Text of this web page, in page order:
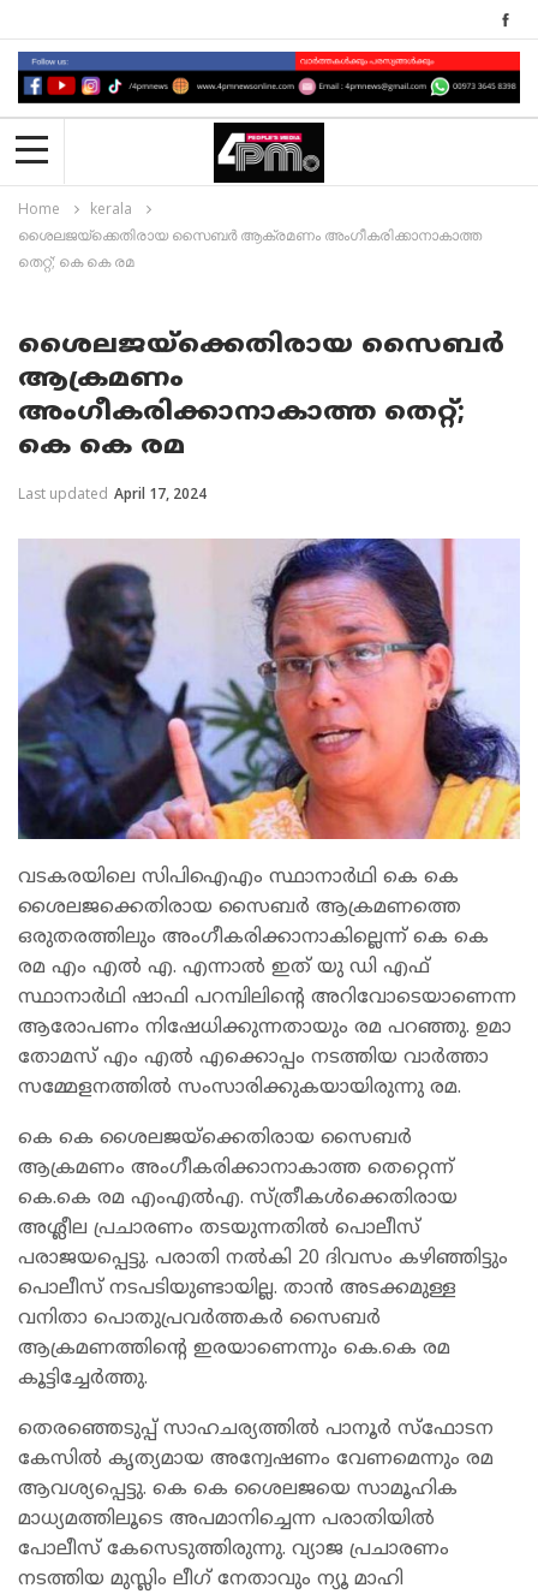
Home
kerala
ശൈലജയ്ക്കെതിരായ സൈബർ ആക്രമണം അംഗീകരിക്കാനാകാത്ത
തെറ്റ്; കെ കെ രമ
ശൈലജയ്ക്കെതിരായ സൈബർ
ആക്രമണം
അംഗീകരിക്കാനാകാത്ത തെറ്റ്;
കെ കെ രമ
Last updated April 17, 2024
വടകരയിലെ സിപിഐഎം സ്ഥാനാര്‍ഥി കെ കെ
ശൈലജക്കെതിരായ സൈബര്‍ ആക്രമണത്തെ
ഒരുതരത്തിലും അംഗീകരിക്കാനാകില്ലെന്ന് കെ കെ
രമ എം എല്‍ എ. എന്നാല്‍ ഇത് യു ഡി എഫ്
സ്ഥാനാര്‍ഥി ഷാഫി പറമ്പിലിന്റെ അറിവോടെയാണെന്ന
ആരോപണം നിഷേധിക്കുന്നതായും രമ പറഞ്ഞു. ഉമാ
തോമസ് എം എല്‍ എക്കൊപ്പം നടത്തിയ വാര്‍ത്താ
സമ്മേളനത്തില്‍ സംസാരിക്കുകയായിരുന്നു രമ.
കെ കെ ശൈലജയ്ക്കെതിരായ സൈബർ
ആക്രമണം അംഗീകരിക്കാനാകാത്ത തെറ്റെന്ന്
കെ.കെ രമ എംഎൽഎ. സ്ത്രീകൾക്കെതിരായ
അശ്ലീല പ്രചാരണം തടയുന്നതിൽ പൊലീസ്
പരാജയപ്പെട്ടു. പരാതി നൽകി 20 ദിവസം കഴിഞ്ഞിട്ടും
പൊലീസ് നടപടിയുണ്ടായില്ല. താൻ അടക്കമുള്ള
വനിതാ പൊതുപ്രവർത്തകർ സൈബർ
ആക്രമണത്തിന്റെ ഇരയാണെന്നും കെ.കെ രമ
കൂട്ടിച്ചേർത്തു.
തെരഞ്ഞെടുപ്പ് സാഹചര്യത്തില്‍ പാനൂര്‍ സ്‌ഫോടന
കേസില്‍ കൃത്യമായ അന്വേഷണം വേണമെന്നും രമ
ആവശ്യപ്പെട്ടു. കെ കെ ശൈലജയെ സാമൂഹിക
മാധ്യമത്തിലൂടെ അപമാനിച്ചെന്ന പരാതിയില്‍
പോലീസ് കേസെടുത്തിരുന്നു. വ്യാജ പ്രചാരണം
നടത്തിയ മുസ്ലിം ലീഗ് നേതാവും ന്യൂ മാഹി